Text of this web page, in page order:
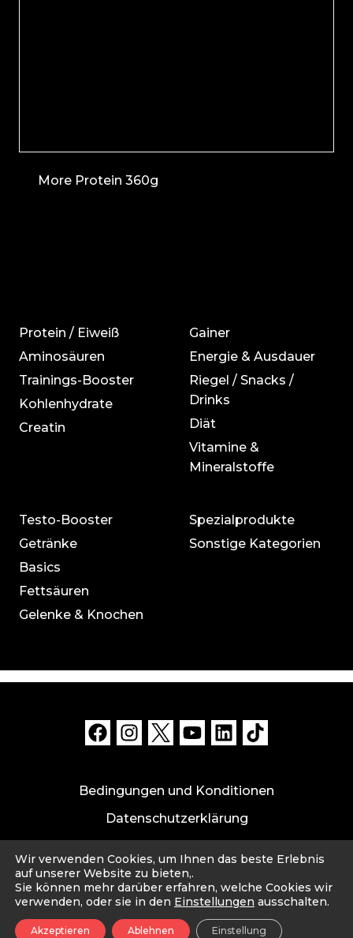
More Protein 360g
Protein / Eiweiß
Aminosäuren
Trainings-Booster
Kohlenhydrate
Creatin
Gainer
Energie & Ausdauer
Riegel / Snacks /
Drinks
Diät
Vitamine &
Mineralstoffe
Testo-Booster
Getränke
Basics
Fettsäuren
Gelenke & Knochen
Spezialprodukte
Sonstige Kategorien
Bedingungen und Konditionen
Datenschutzerklärung
Datensicherheit und Haftungsausschluss
Impressum
Wir verwenden Cookies, um Ihnen das beste Erlebnis
auf unserer Website zu bieten,.
Sie können mehr darüber erfahren, welche Cookies wir
verwenden, oder sie in den Einstellungen ausschalten.
Akzeptieren Ablehnen Einstellung